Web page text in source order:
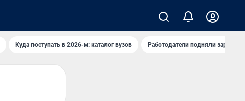
Куда поступать в 2026-м: каталог вузов Работодатели подняли